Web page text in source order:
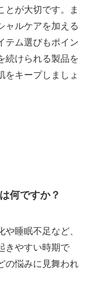
とが大切です。ま
ャルケアを加える
テム選びもポイン
続けられる製品を
をキープしましょ
何ですか？
睡眠不足など、
きやすい時期で
の悩みに見舞われ